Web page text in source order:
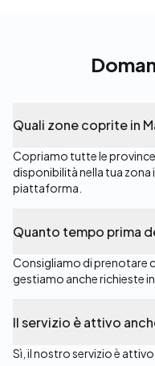
Quali zone coprite in
Copriamo tutte le province
disponibilità nella tua zona
piattaforma.
Quanto tempo prima
Consigliamo di prenotare
gestiamo anche richieste
Il servizio è attivo
Sì, il nostro servizio è attivo